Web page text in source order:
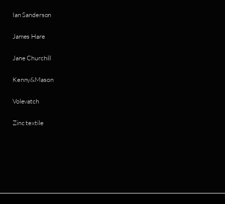
Ian Sanderson
James Hare
Jane Churchill
Kenny&Mason
Volevatch
Zinc textile